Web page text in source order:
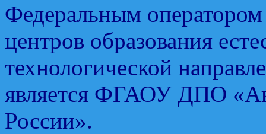
Федеральным
центров образования
технологической
является ФГАОУ ДПО
России».